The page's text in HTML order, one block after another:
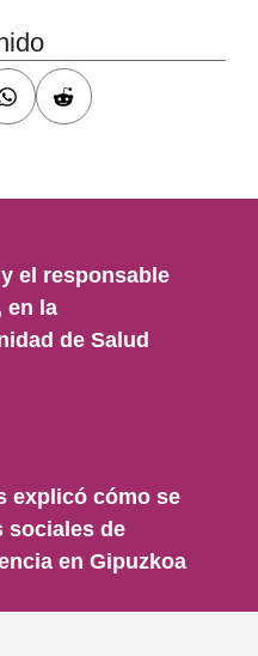
el responsable
en la
de Salud
explicó cómo se
sociales de
en Gipuzkoa